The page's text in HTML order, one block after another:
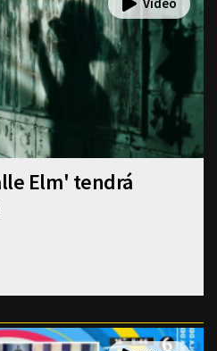
Elm' tendrá